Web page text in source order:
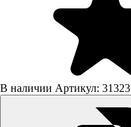
В наличии Артикул: 31323